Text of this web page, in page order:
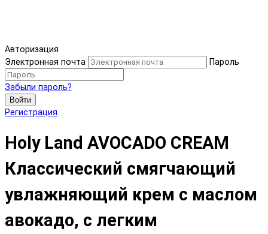
Авторизация
Электронная почта
Пароль
Забыли пароль?
Войти
Регистрация
Holy Land AVOCADO CREAM
Классический смягчающий
увлажняющий крем с маслом
авокадо, с легким